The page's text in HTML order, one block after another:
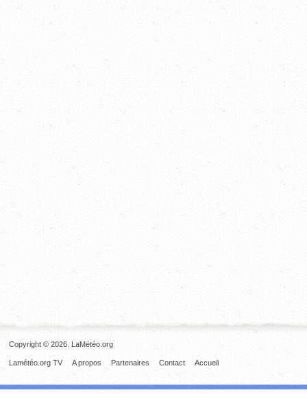
Copyright © 2026. LaMétéo.org
Accueil
Contact
Partenaires
A propos
Lamétéo.org TV